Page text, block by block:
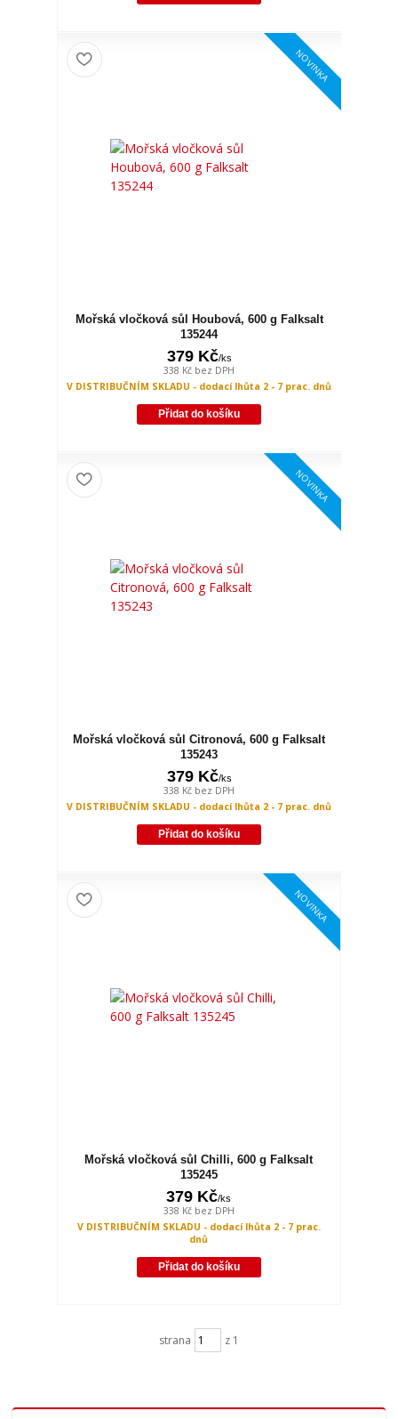
NOVINKA
Mořská vločková sůl Houbová, 600 g Falksalt
135244
379 Kč/ks
338 Kč bez DPH
V DISTRIBUČNÍM SKLADU - dodací lhůta 2 - 7 prac. dnů
Přidat do košíku
NOVINKA
Mořská vločková sůl Citronová, 600 g Falksalt
135243
379 Kč/ks
338 Kč bez DPH
V DISTRIBUČNÍM SKLADU - dodací lhůta 2 - 7 prac. dnů
Přidat do košíku
NOVINKA
Mořská vločková sůl Chilli, 600 g Falksalt
135245
379 Kč/ks
338 Kč bez DPH
V DISTRIBUČNÍM SKLADU - dodací lhůta 2 - 7 prac.
dnů
Přidat do košíku
strana z 1